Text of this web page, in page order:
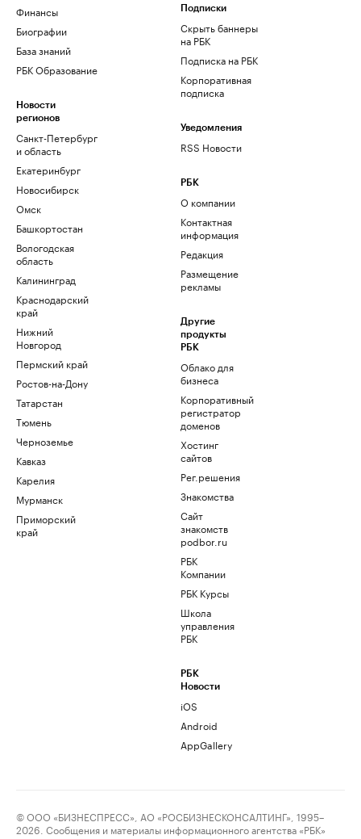
Финансы
Биографии
База знаний
РБК Образование
Новости
регионов
Санкт-Петербург
и область
Екатеринбург
Новосибирск
Омск
Башкортостан
Вологодская
область
Калининград
Краснодарский
край
Нижний
Новгород
Пермский край
Ростов-на-Дону
Татарстан
Тюмень
Черноземье
Кавказ
Карелия
Мурманск
Приморский
край
Подписки
Скрыть баннеры
на РБК
Подписка на РБК
Корпоративная
подписка
Уведомления
RSS Новости
РБК
О компании
Контактная
информация
Редакция
Размещение
рекламы
Другие
продукты
РБК
Облако для
бизнеса
Корпоративный
регистратор
доменов
Хостинг
сайтов
Рег.решения
Знакомства
Сайт
знакомств
podbor.ru
РБК
Компании
РБК Курсы
Школа
управления
РБК
РБК
Новости
iOS
Android
AppGallery
© ООО «БИЗНЕСПРЕСС», АО «РОСБИЗНЕСКОНСАЛТИНГ», 1995–
2026. Сообщения и материалы информационного агентства «РБК»